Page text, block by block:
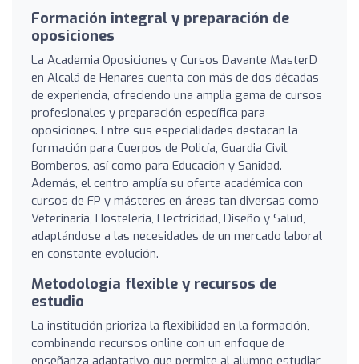
Formación integral y preparación de
oposiciones
La Academia Oposiciones y Cursos Davante MasterD
en Alcalá de Henares cuenta con más de dos décadas
de experiencia, ofreciendo una amplia gama de cursos
profesionales y preparación específica para
oposiciones. Entre sus especialidades destacan la
formación para Cuerpos de Policía, Guardia Civil,
Bomberos, así como para Educación y Sanidad.
Además, el centro amplía su oferta académica con
cursos de FP y másteres en áreas tan diversas como
Veterinaria, Hostelería, Electricidad, Diseño y Salud,
adaptándose a las necesidades de un mercado laboral
en constante evolución.
Metodología flexible y recursos de
estudio
La institución prioriza la flexibilidad en la formación,
combinando recursos online con un enfoque de
enseñanza adaptativo que permite al alumno estudiar